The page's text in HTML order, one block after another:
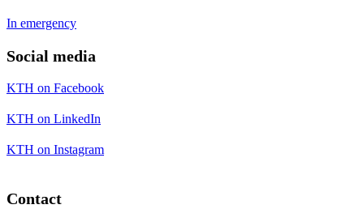
In emergency
Social media
KTH on Facebook
KTH on LinkedIn
KTH on Instagram
Contact